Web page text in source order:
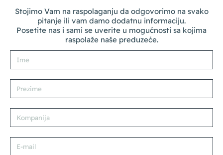
Stojimo Vam na raspolaganju da odgovorimo na svako
pitanje ili vam damo dodatnu informaciju.
Posetite nas i sami se uverite u mogućnosti sa kojima
raspolaže naše preduzeće.